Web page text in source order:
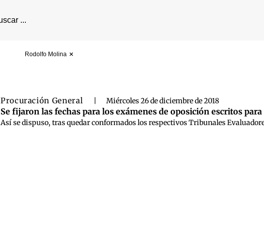
Rodolfo Molina
Procuración General Miércoles 26 de diciembre de 2018
Se fijaron las fechas para los exámenes de oposición escritos para
Así se dispuso, tras quedar conformados los respectivos Tribunales